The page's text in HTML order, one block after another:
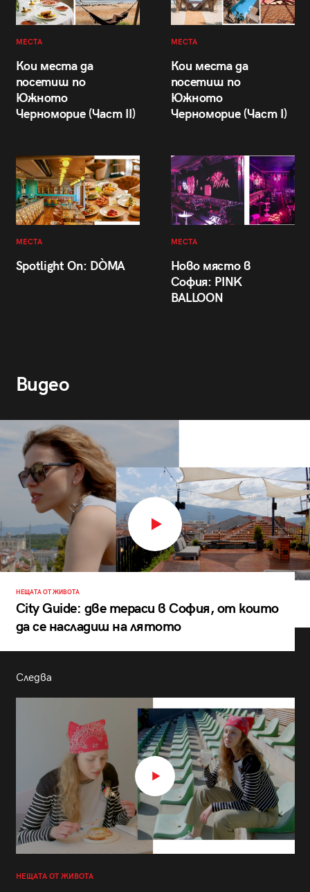
МЕСТА
Кои места да
посетиш по
Южното
Черноморие (Част II)
МЕСТА
Кои места да
посетиш по
Южното
Черноморие (Част I)
МЕСТА
Spotlight On: DÒMA
МЕСТА
Ново място в
София: PINK
BALLOON
Видео
НЕЩАТА ОТ ЖИВОТА
City Guide: две тераси в София, от които
да се насладиш на лятото
Следва
НЕЩАТА ОТ ЖИВОТА